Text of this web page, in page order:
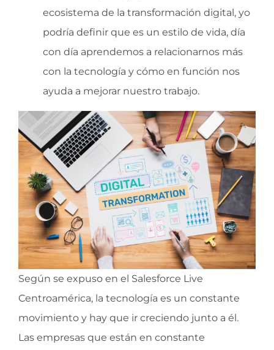
ecosistema de la transformación digital, yo
podría definir que es un estilo de vida, día
con día aprendemos a relacionarnos más
con la tecnología y cómo en función nos
ayuda a mejorar nuestro trabajo.
Según se expuso en el Salesforce Live
Centroamérica, la tecnología es un constante
movimiento y hay que ir creciendo junto a él.
Las empresas que están en constante